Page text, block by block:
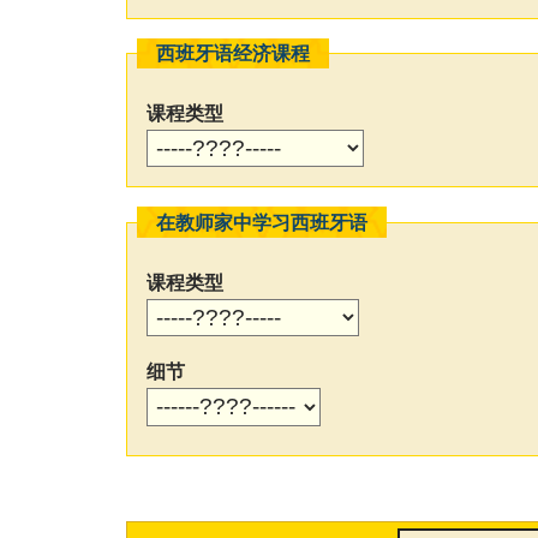
西班牙语经济课程
课程类型
在教师家中学习西班牙语
课程类型
细节